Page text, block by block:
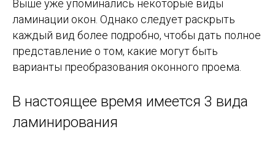
Выше уже упоминались некоторые виды
ламинации окон. Однако следует раскрыть
каждый вид более подробно, чтобы дать полное
представление о том, какие могут быть
варианты преобразования оконного проема.
В настоящее время имеется 3 вида
ламинирования